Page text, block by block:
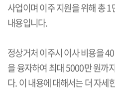
사업이며 이주 지원을 위해 총
내용입니다.
정상거처 이주시 이사 비용을
을 융자하여 최대 5000만 원까
다. 이 내용에 대해서는 더 자세